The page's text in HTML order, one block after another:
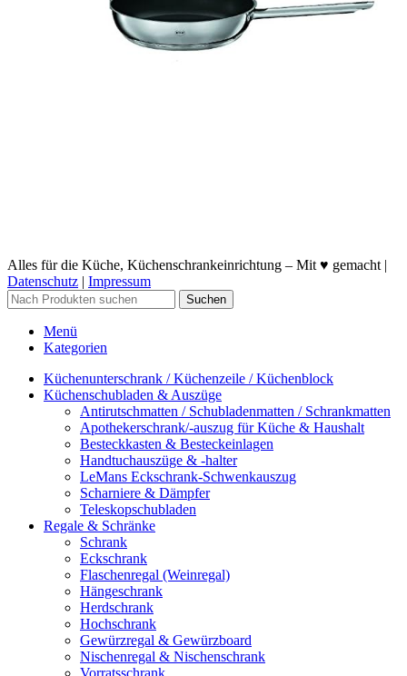
Alles für die Küche, Küchenschrankeinrichtung – Mit ♥ gemacht |
Datenschutz | Impressum
Suchen
Menü
Kategorien
Küchenunterschrank / Küchenzeile / Küchenblock
Küchenschubladen & Auszüge
Antirutschmatten / Schubladenmatten / Schrankmatten
Apothekerschrank/-auszug für Küche & Haushalt
Besteckkasten & Besteckeinlagen
Handtuchauszüge & -halter
LeMans Eckschrank-Schwenkauszug
Scharniere & Dämpfer
Teleskopschubladen
Regale & Schränke
Schrank
Eckschrank
Flaschenregal (Weinregal)
Hängeschrank
Herdschrank
Hochschrank
Gewürzregal & Gewürzboard
Nischenregal & Nischenschrank
Vorratsschrank